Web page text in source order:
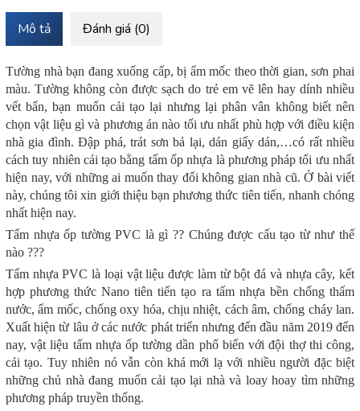
Mô tả Đánh giá (0)
Tường nhà bạn đang xuống cấp, bị ẩm mốc theo thời gian, sơn phai
màu. Tường không còn được sạch do trẻ em vẽ lên hay dính nhiều
vết bẩn, bạn muốn cải tạo lại nhưng lại phân vân không biết nên
chọn vật liệu gì và phương án nào tối ưu nhất phù hợp với điều kiện
nhà gia đình. Đập phá, trát sơn bả lại, dán giấy dán,…có rất nhiều
cách tuy nhiên cải tạo bằng tấm ốp nhựa là phương pháp tối ưu nhất
hiện nay, với những ai muốn thay đổi không gian nhà cũ. Ở bài viết
này, chúng tôi xin giới thiệu bạn phương thức tiên tiến, nhanh chóng
nhất hiện nay.
Tấm nhựa ốp tường PVC là gì ?? Chúng được cấu tạo từ như thế
nào ???
Tấm nhựa PVC là loại vật liệu được làm từ bột đá và nhựa cây, kết
hợp phương thức Nano tiên tiến tạo ra tấm nhựa bền chống thấm
nước, ẩm mốc, chống oxy hóa, chịu nhiệt, cách âm, chống cháy lan.
Xuất hiện từ lâu ở các nước phát triển nhưng đến đầu năm 2019 đến
nay, vật liệu tấm nhựa ốp tường dần phổ biến với đội thợ thi công,
cải tạo. Tuy nhiên nó vẫn còn khá mới lạ với nhiều người đặc biệt
những chủ nhà đang muốn cải tạo lại nhà và loay hoay tìm những
phương pháp truyền thống.